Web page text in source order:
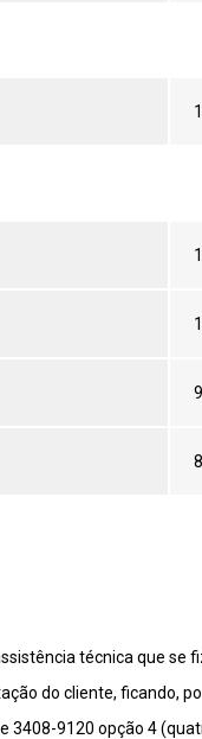
técnica que
do cliente, ficando,
3408-9120 opção 4